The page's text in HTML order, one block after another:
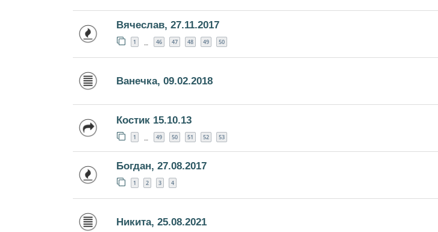
Вячеслав, 27.11.2017
1 46 47 48 49 50
Ванечка, 09.02.2018
Костик 15.10.13
1 49 50 51 52 53
Богдан, 27.08.2017
1 2 3 4
Никита, 25.08.2021